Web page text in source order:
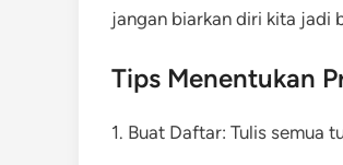
jangan biarkan diri kita jadi
Tips Menentukan
1. Buat Daftar: Tulis semua